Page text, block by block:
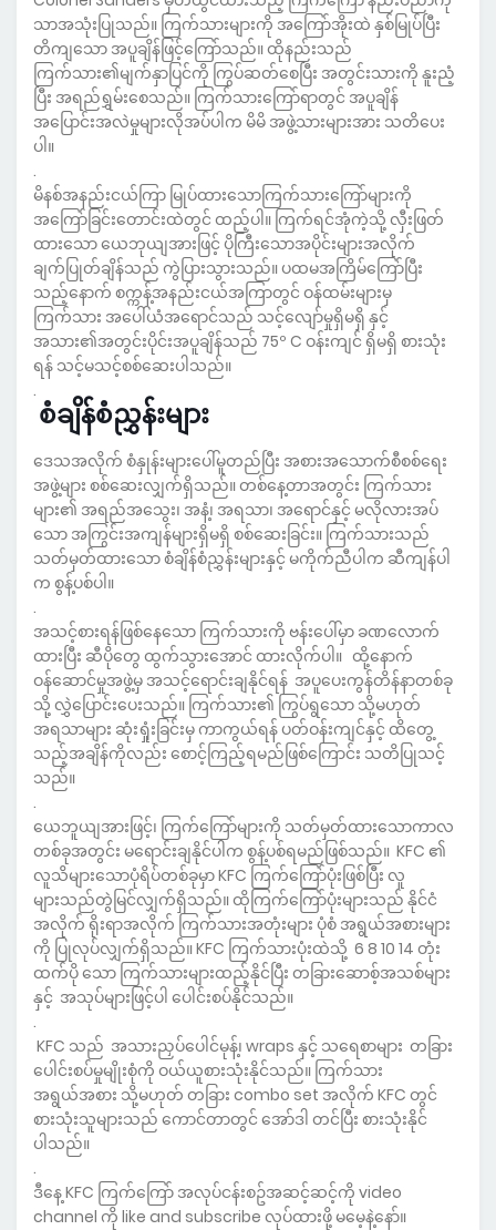
သာအသုံးပြုသည်။ ကြက်သားများကို အကြော်အိုးထဲ နှစ်မြုပ်ပြီး
တိကျသော အပူချိန်ဖြင့်ကြော်သည်။ ထိုနည်းသည်
ကြက်သား၏မျက်နှာပြင်ကို ကြွပ်ဆတ်စေပြီး အတွင်းသားကို နူးညံ့
ပြီး အရည်ရွှမ်းစေသည်။ ကြက်သားကြော်ရာတွင် အပူချိန်
အပြောင်းအလဲမှုများလိုအပ်ပါက မိမိ အဖွဲ့သားများအား သတိပေး
ပါ။
.
မိနစ်အနည်းငယ်ကြာ မြုပ်ထားသောကြက်သားကြော်များကို
အကြော်ခြင်းတောင်းထဲတွင် ထည့်ပါ။ ကြက်ရင်အုံကဲ့သို့ လှီးဖြတ်
ထားသော ယေဘုယျအားဖြင့် ပိုကြီးသောအပိုင်းများအလိုက်
ချက်ပြုတ်ချိန်သည် ကွဲပြားသွားသည်။ ပထမအကြိမ်ကြော်ပြီး
သည့်နောက် စက္ကန့်အနည်းငယ်အကြာတွင် ဝန်ထမ်းများမှ
ကြက်သား အပေါ်ယံအရောင်သည် သင့်လျော်မှုရှိမရှိ နှင့်
အသား၏အတွင်းပိုင်းအပူချိန်သည် 75º C ဝန်းကျင် ရှိမရှိ စားသုံး
ရန် သင့်မသင့်စစ်ဆေးပါသည်။
.
စံချိန်စံညွှန်းများ
ဒေသအလိုက် စံနှုန်းများပေါ်မူတည်ပြီး အစားအသောက်စီစစ်ရေး
အဖွဲ့များ စစ်ဆေးလျှက်ရှိသည်။ တစ်နေ့တာအတွင်း ကြက်သား
များ၏ အရည်အသွေး၊ အနံ့၊ အရသာ၊ အရောင်နှင့် မလိုလားအပ်
သော အကြွင်းအကျန်များရှိမရှိ စစ်ဆေးခြင်း။ ကြက်သားသည်
သတ်မှတ်ထားသော စံချိန်စံညွှန်းများနှင့် မကိုက်ညီပါက ဆီကျန်ပါ
က စွန့်ပစ်ပါ။
.
အသင့်စားရန်ဖြစ်နေသော ကြက်သားကို ဗန်းပေါ်မှာ ခဏလောက်
ထားပြီး ဆီပိုတွေ ထွက်သွားအောင် ထားလိုက်ပါ။ ထို့နောက်
ဝန်ဆောင်မှုအဖွဲ့မှ အသင့်ရောင်းချနိုင်ရန် အပူပေးကွန်တိန်နာတစ်ခု
သို့ လွှဲပြောင်းပေးသည်။ ကြက်သား၏ ကြွပ်ရွသော သို့မဟုတ်
အရသာများ ဆုံးရှုံးခြင်းမှ ကာကွယ်ရန် ပတ်ဝန်းကျင်နှင့် ထိတွေ့
သည့်အချိန်ကိုလည်း စောင့်ကြည့်ရမည်ဖြစ်ကြောင်း သတိပြုသင့်
သည်။
.
ယေဘူယျအားဖြင့်၊ ကြက်ကြော်များကို သတ်မှတ်ထားသောကာလ
တစ်ခုအတွင်း မရောင်းချနိုင်ပါက စွန့်ပစ်ရမည်ဖြစ်သည်။ KFC ၏
လူသိများသောပုံရိပ်တစ်ခုမှာ KFC ကြက်ကြော်ပုံးဖြစ်ပြီး လူ
များသည်တွဲမြင်လျှက်ရှိသည်။ ထိုကြက်ကြော်ပုံးများသည် နိုင်ငံ
အလိုက် ရိုးရာအလိုက် ကြက်သားအတုံးများ ပုံစံ အရွယ်အစားများ
ကို ပြုလုပ်လျှက်ရှိသည်။ KFC ကြက်သားပုံးထဲသို့ 6 8 10 14 တုံး
ထက်ပို သော ကြက်သားများထည့်နိုင်ပြီး တခြားဆောစ့်အသစ်များ
နှင့် အသုပ်များဖြင့်ပါ ပေါင်းစပ်နိုင်သည်။
.
KFC သည် အသားညှပ်ပေါင်မုန့်၊ wraps နှင့် သရေစာများ တခြား
ပေါင်းစပ်မှုမျိုးစုံကို ဝယ်ယူစားသုံးနိုင်သည်။ ကြက်သား
အရွယ်အစား သို့မဟုတ် တခြား combo set အလိုက် KFC တွင်
စားသုံးသူများသည် ကောင်တာတွင် အော်ဒါ တင်ပြီး စားသုံးနိုင်
ပါသည်။
.
ဒီနေ့ KFC ကြက်ကြော် အလုပ်ငန်းစဥ်အဆင့်ဆင့်ကို video
channel ကို like and subscribe လုပ်ထားဖို့ မမေ့နဲ့နော်။